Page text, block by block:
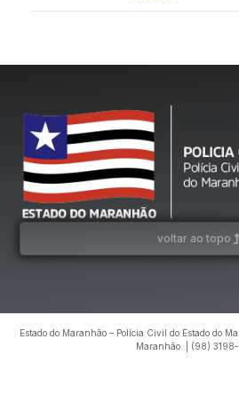
voltar ao topo
Estado do Maranhão – Polícia Civil do Estado do
Maranhão. | (98)